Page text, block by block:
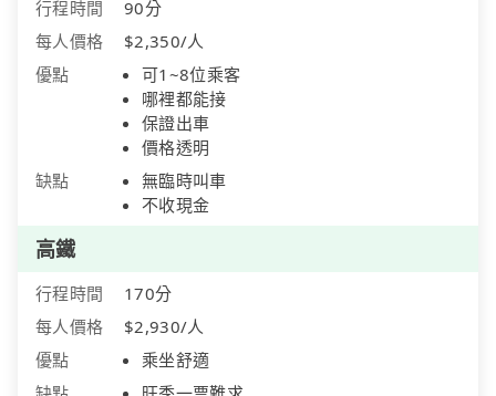
行程時間
90分
每人價格
$2,350/人
優點
可1~8位乘客
哪裡都能接
保證出車
價格透明
缺點
無臨時叫車
不收現金
高鐵
行程時間
170分
每人價格
$2,930/人
優點
乘坐舒適